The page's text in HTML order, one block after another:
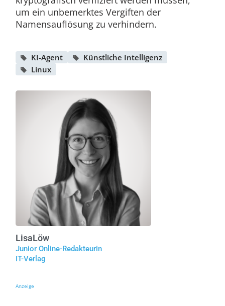
um ein unbemerktes Vergiften der
Namensauflösung zu verhindern.
KI-Agent
Künstliche Intelligenz
Linux
LisaLöw
Junior Online-Redakteurin
IT-Verlag
Anzeige